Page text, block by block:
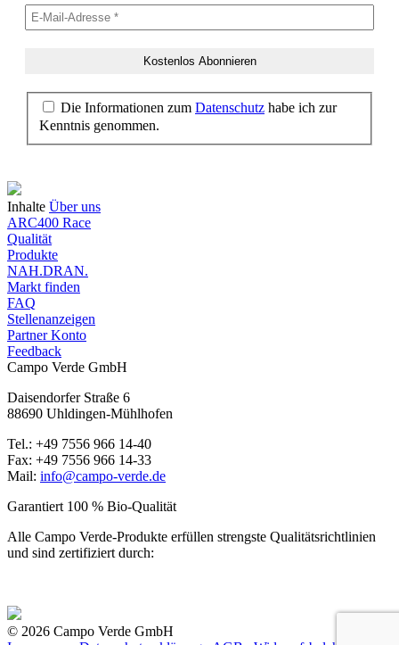
Die Informationen zum Datenschutz habe ich zur
Kenntnis genommen.
Inhalte Über uns
ARC400 Race
Qualität
Produkte
NAH.DRAN.
Markt finden
FAQ
Stellenanzeigen
Partner Konto
Feedback
Campo Verde GmbH
Daisendorfer Straße 6
88690 Uhldingen-Mühlhofen
Tel.: +49 7556 966 14-40
Fax: +49 7556 966 14-33
Mail: info@campo-verde.de
Garantiert 100 % Bio-Qualität
Alle Campo Verde-Produkte erfüllen strengste Qualitäts­richtlinien
und sind zertifiziert durch:
© 2026 Campo Verde GmbH